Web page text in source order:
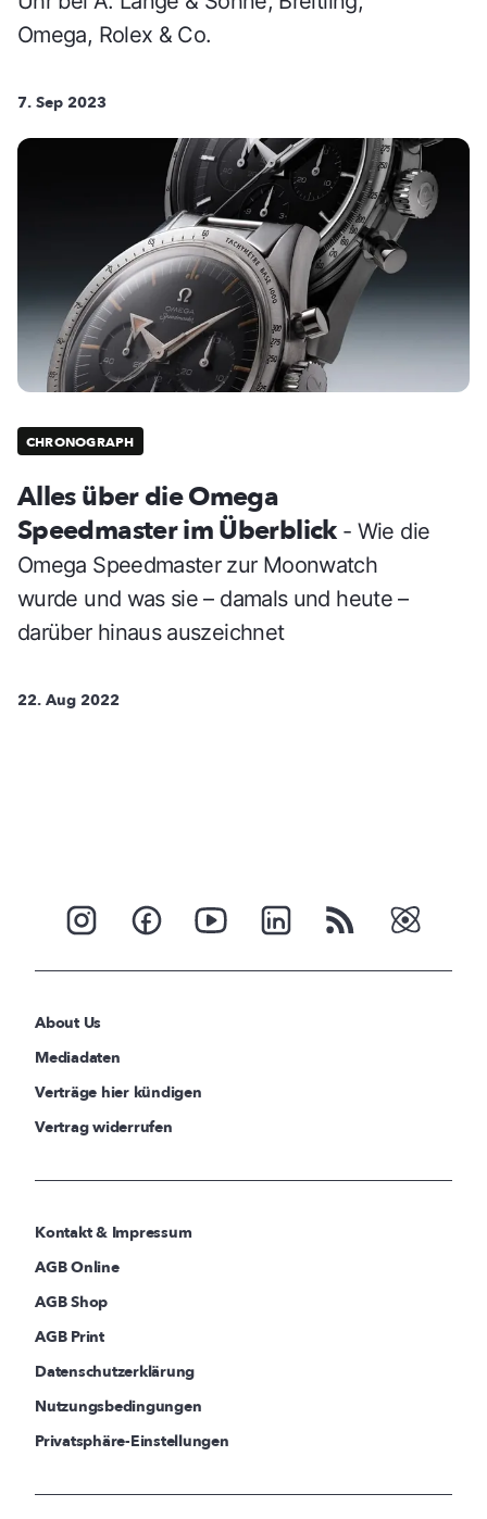
Omega, Rolex & Co.
7. Sep 2023
CHRONOGRAPH
Alles über die Omega
Speedmaster im Überblick - Wie die
Omega Speedmaster zur Moonwatch
wurde und was sie – damals und heute –
darüber hinaus auszeichnet
22. Aug 2022
About Us
Mediadaten
Verträge hier kündigen
Vertrag widerrufen
Kontakt & Impressum
AGB Online
AGB Shop
AGB Print
Datenschutzerklärung
Nutzungsbedingungen
Privatsphäre-Einstellungen